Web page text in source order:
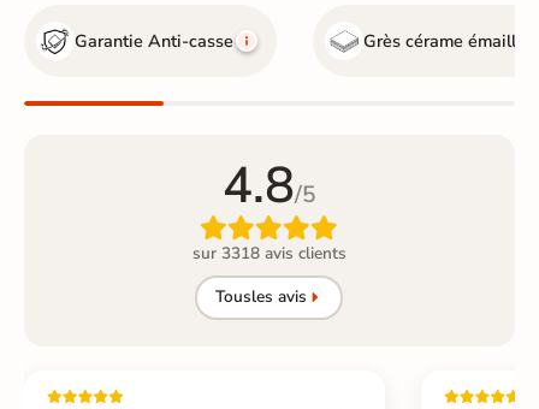
Garantie Anti-casse Grès cérame émaillé
4.8/5

sur 3318 avis clients
Tousles avis